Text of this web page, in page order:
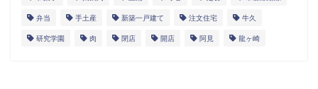
弁当 手土産 新築一戸建て 注文住宅 牛久
研究学園 肉 閉店 開店 阿見 龍ヶ崎